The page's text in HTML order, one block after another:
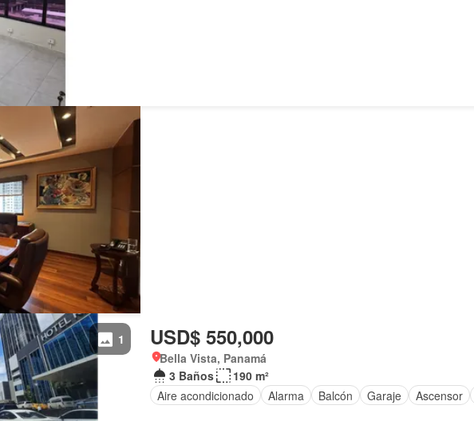
1 USD$ 550,000
Bella Vista, Panamá
3 Baños
190 m²
Aire acondicionado
Alarma Balcón Garaje Ascensor